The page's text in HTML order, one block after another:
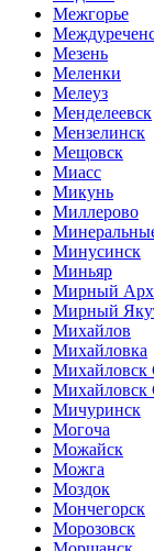
Межгорье
Мезень
Меленки
Мелеуз
Менделеевск
Мензелинск
Мещовск
Миасс
Микунь
Миллерово
Минусинск
Миньяр
Мирный
Мирный
Михайлов
Михайловка
Михайловск
Михайловск
Мичуринск
Могоча
Можайск
Можга
Моздок
Мончегорск
Морозовск